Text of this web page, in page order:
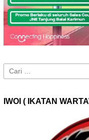
Cari
untuk:
IWOI ( IKATAN